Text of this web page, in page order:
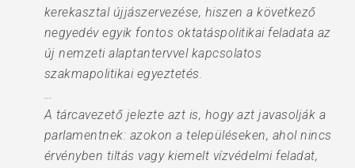
kerekasztal újjászervezése, hiszen a következő
negyedév egyik fontos oktatáspolitikai feladata az
új nemzeti alaptantervvel kapcsolatos
szakmapolitikai egyeztetés.
…
A tárcavezető jelezte azt is, hogy azt javasolják a
parlamentnek: azokon a településeken, ahol nincs
érvényben tiltás vagy kiemelt vízvédelmi feladat,